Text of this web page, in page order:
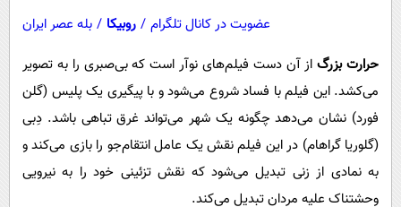
عضویت در کانال تلگرام / روبیکا / بله عصر ایران
حرارت بزرگاز آن دست فیلم‌های نوآر است که بی‌صبری را به تصویر
می‌کشد. این فیلم با فساد شروع می‌شود و با پیگیری یک پلیس (گلن
فورد) نشان می‌دهد چگونه یک شهر می‌تواند غرق تباهی باشد. دِبی
(گلوریا گراهام) در این فیلم نقش یک عامل انتقام‌جو را بازی می‌کند و
به نمادی از زنی تبدیل می‌شود که نقش تزئینی خود را به نیرویی
وحشتناک علیه مردان تبدیل می‌کند.